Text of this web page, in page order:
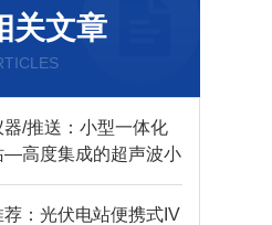
关文章
器/推送：小型一体化
—高度集成的超声波小
站
荐：光伏电站便携式IV